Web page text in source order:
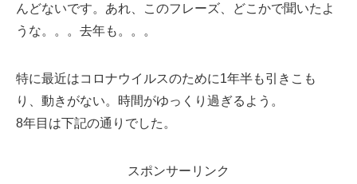
んどないです。あれ、このフレーズ、どこかで聞いたよ
うな。。。去年も。。。
特に最近はコロナウイルスのために1年半も引きこも
り、動きがない。時間がゆっくり過ぎるよう。
8年目は下記の通りでした。
スポンサーリンク